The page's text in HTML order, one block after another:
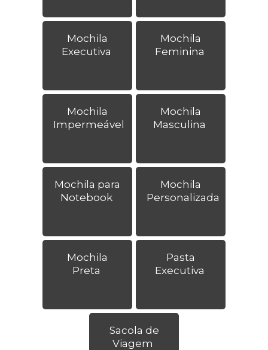
Mochila
Executiva
Mochila
Feminina
Mochila
Impermeável
Mochila
Masculina
Mochila para
Notebook
Mochila
Personalizada
Mochila
Preta
Pasta
Executiva
Sacola de
Viagem